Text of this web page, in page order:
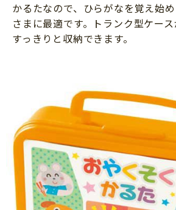
かるたなので、ひらがなを覚え始
さまに最適です。トランク型ケース
すっきりと収納できます。